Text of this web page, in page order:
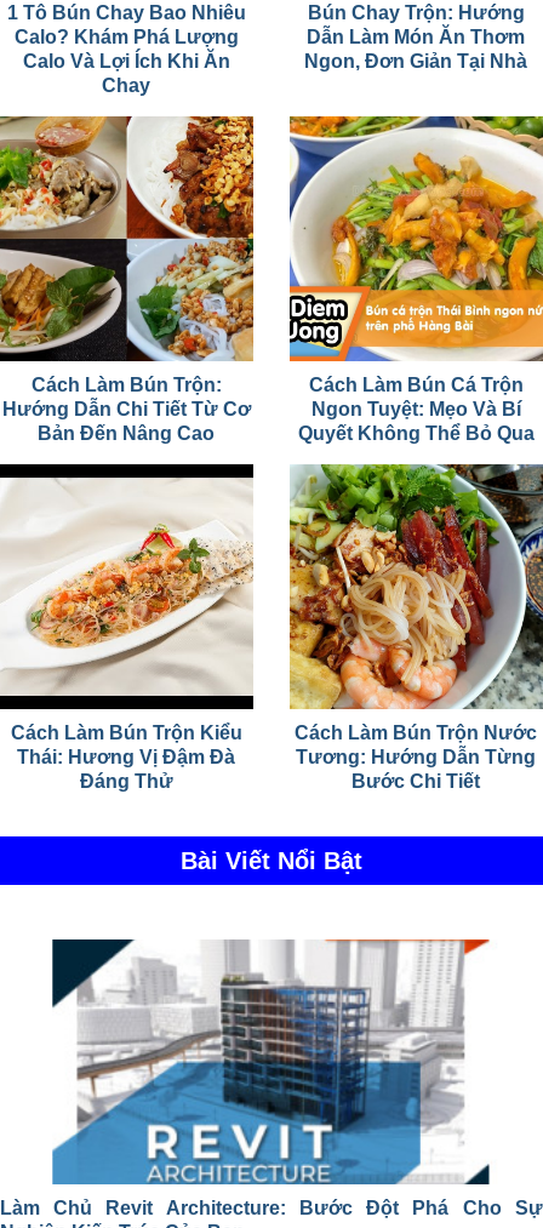
1 Tô Bún Chay Bao Nhiêu
Calo? Khám Phá Lượng
Calo Và Lợi Ích Khi Ăn
Chay
Bún Chay Trộn: Hướng
Dẫn Làm Món Ăn Thơm
Ngon, Đơn Giản Tại Nhà
Cách Làm Bún Trộn:
Hướng Dẫn Chi Tiết Từ Cơ
Bản Đến Nâng Cao
Cách Làm Bún Cá Trộn
Ngon Tuyệt: Mẹo Và Bí
Quyết Không Thể Bỏ Qua
Cách Làm Bún Trộn Kiểu
Thái: Hương Vị Đậm Đà
Đáng Thử
Cách Làm Bún Trộn Nước
Tương: Hướng Dẫn Từng
Bước Chi Tiết
Bài Viết Nổi Bật
Làm Chủ Revit Architecture: Bước Đột Phá Cho Sự